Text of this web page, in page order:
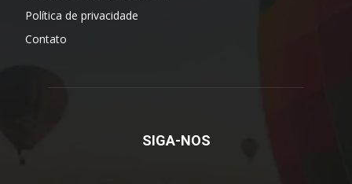
Política de privacidade
Contato
SIGA-NOS